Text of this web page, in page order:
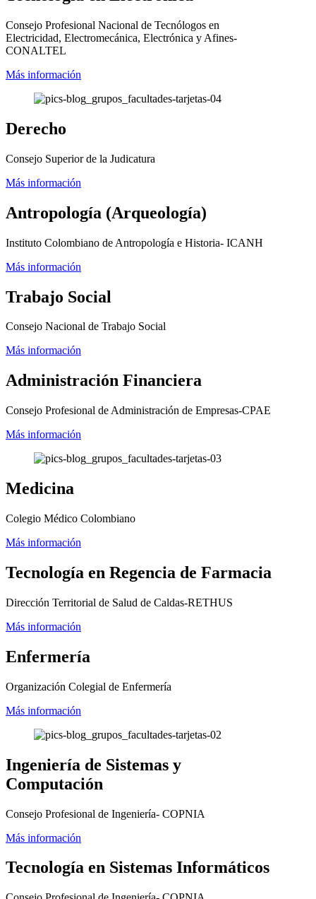
Consejo Profesional Nacional de Tecnólogos en
Electricidad, Electromecánica, Electrónica y Afines-
CONALTEL
Más información
Derecho
Consejo Superior de la Judicatura
Más información
Antropología (Arqueología)
Instituto Colombiano de Antropología e Historia- ICANH
Más información
Trabajo Social
Consejo Nacional de Trabajo Social
Más información
Administración Financiera
Consejo Profesional de Administración de Empresas-CPAE
Más información
Medicina
Colegio Médico Colombiano
Más información
Tecnología en Regencia de Farmacia
Dirección Territorial de Salud de Caldas-RETHUS
Más información
Enfermería
Organización Colegial de Enfermería
Más información
Ingeniería de Sistemas y
Computación
Consejo Profesional de Ingeniería- COPNIA
Más información
Tecnología en Sistemas Informáticos